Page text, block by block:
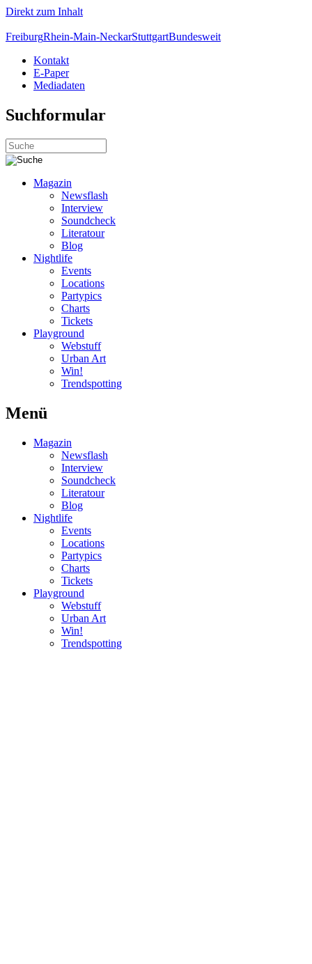
Direkt zum Inhalt
FreiburgRhein-Main-NeckarStuttgartBundesweit
Kontakt
E-Paper
Mediadaten
Suchformular
Magazin
Newsflash
Interview
Soundcheck
Literatour
Blog
Nightlife
Events
Locations
Partypics
Charts
Tickets
Playground
Webstuff
Urban Art
Win!
Trendspotting
Menü
Magazin
Newsflash
Interview
Soundcheck
Literatour
Blog
Nightlife
Events
Locations
Partypics
Charts
Tickets
Playground
Webstuff
Urban Art
Win!
Trendspotting